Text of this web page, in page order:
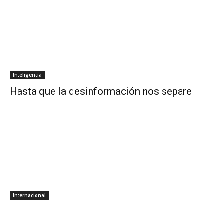
Inteligencia
Hasta que la desinformación nos separe
Internacional